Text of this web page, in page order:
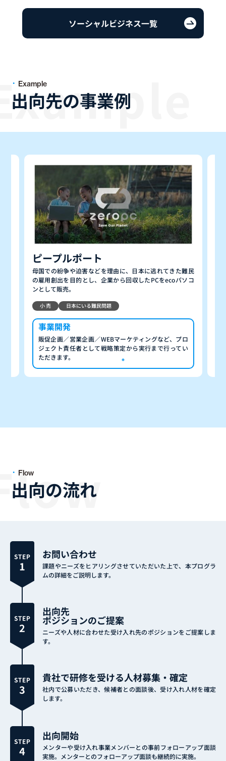
ソーシャルビジネス一覧
Example
出向先の事業例
LIB
バングラデシュの貧困層の雇用創出を目的とし、バングラ
デシュで鞄や靴などのレザー商品を生産し、日本でビジネ
スマン向けの商品として販売。
小 売 貧困問題
ECサイト事業開発
戦略策定/UIUX改善/Webマーケなど、自ら課題を設定
し、一気通貫で遂行いただきます。
Flow
出向の流れ
お問い合わせ
課題やニーズをヒアリングさせていただいた上で、本プログラ
ムの詳細をご説明します。
出向先
ポジションのご提案
ニーズや人材に合わせた受け入れ先のポジションをご提案しま
す。
貴社で研修を受ける人材募集・確定
社内で公募いただき、候補者との面談後、受け入れ人材を確定
します。
出向開始
メンターや受け入れ事業メンバーとの事前フォローアップ面談
実施。メンターとのフォローアップ面談も継続的に実施。